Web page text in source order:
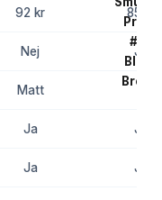
92 kr 85 kr
Nej Ja
Matt
Ja Ja
Ja Ja